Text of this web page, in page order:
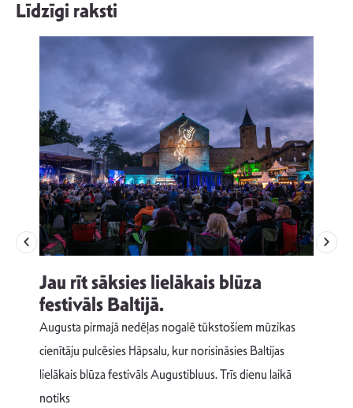
Līdzīgi raksti
Jau rīt sāksies lielākais blūza
festivāls Baltijā.
Augusta pirmajā nedēļas nogalē tūkstošiem mūzikas
cienītāju pulcēsies Hāpsalu, kur norisināsies Baltijas
lielākais blūza festivāls Augustibluus. Trīs dienu laikā
notiks